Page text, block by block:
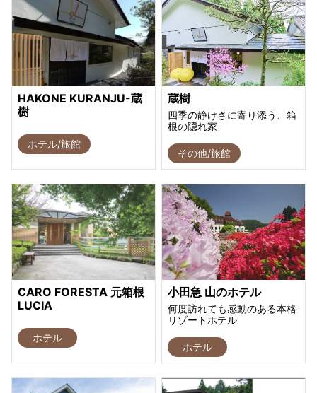
HAKONE KURANJU-蔵
樹
ホテル/旅館
蔵樹
四季の静けさに寄り添う、箱
根の隠れ家
その他/旅館
CARO FORESTA 元箱根
LUCIA
ホテル
小田急 山のホテル
何度訪れても感動のある本格
リゾートホテル
ホテル